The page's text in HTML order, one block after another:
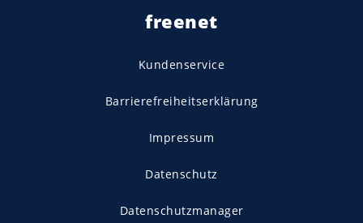
freenet
Kundenservice
Barrierefreiheitserklärung
Impressum
Datenschutz
Datenschutzmanager